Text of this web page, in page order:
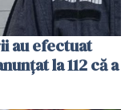
au efectuat
la 112 că a